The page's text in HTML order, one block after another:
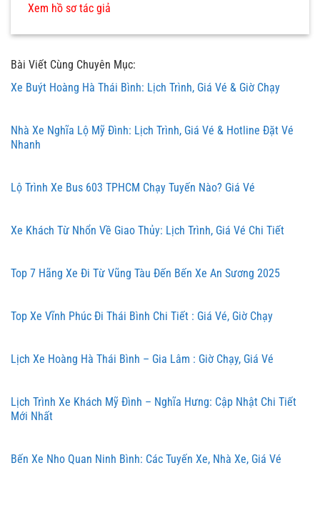
Xem hồ sơ tác giả
Bài Viết Cùng Chuyên Mục:
Xe Buýt Hoàng Hà Thái Bình: Lịch Trình, Giá Vé & Giờ Chạy
Nhà Xe Nghĩa Lộ Mỹ Đình: Lịch Trình, Giá Vé & Hotline Đặt Vé
Nhanh
Lộ Trình Xe Bus 603 TPHCM Chạy Tuyến Nào? Giá Vé
Xe Khách Từ Nhổn Về Giao Thủy: Lịch Trình, Giá Vé Chi Tiết
Top 7 Hãng Xe Đi Từ Vũng Tàu Đến Bến Xe An Sương 2025
Top Xe Vĩnh Phúc Đi Thái Bình Chi Tiết : Giá Vé, Giờ Chạy
Lịch Xe Hoàng Hà Thái Bình – Gia Lâm : Giờ Chạy, Giá Vé
Lịch Trình Xe Khách Mỹ Đình – Nghĩa Hưng: Cập Nhật Chi Tiết
Mới Nhất
Bến Xe Nho Quan Ninh Bình: Các Tuyến Xe, Nhà Xe, Giá Vé